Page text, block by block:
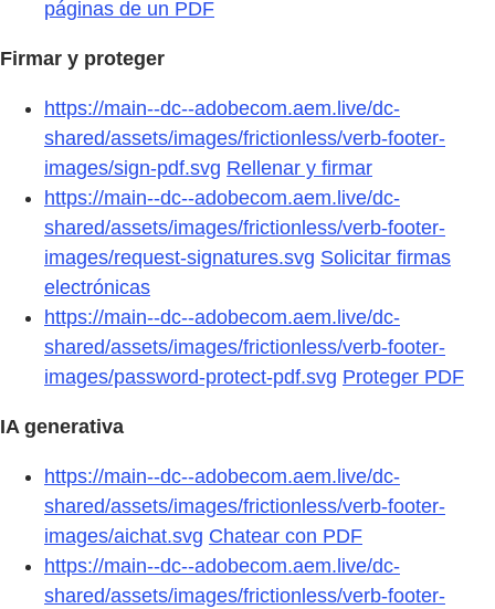
páginas de un PDF
Firmar y proteger
https://main--dc--adobecom.aem.live/dc-
shared/assets/images/frictionless/verb-footer-
images/sign-pdf.svg Rellenar y firmar
https://main--dc--adobecom.aem.live/dc-
shared/assets/images/frictionless/verb-footer-
images/request-signatures.svg Solicitar firmas
electrónicas
https://main--dc--adobecom.aem.live/dc-
shared/assets/images/frictionless/verb-footer-
images/password-protect-pdf.svg Proteger PDF
IA generativa
https://main--dc--adobecom.aem.live/dc-
shared/assets/images/frictionless/verb-footer-
images/aichat.svg Chatear con PDF
https://main--dc--adobecom.aem.live/dc-
shared/assets/images/frictionless/verb-footer-